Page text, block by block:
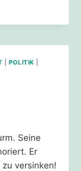
POLITIK
Seine
Er
versinken!